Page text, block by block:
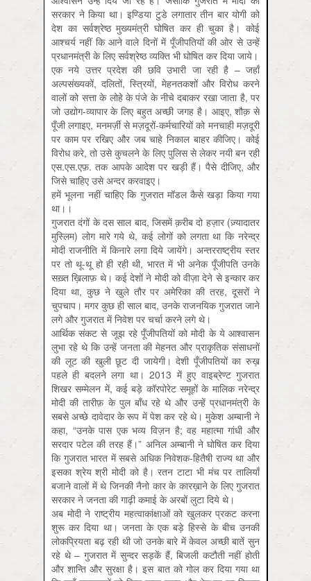
सरकार ने किया था। इण्डिया टुडे लगातार तीन बार योगी को
देश का सर्वश्रेष्ठ मुख्यमंत्री घोषित कर ही चुका है। कोई
आश्चर्य नहीं कि आने वाले दिनों में पूँजीपतियों की ओर से उन्हें
प्रधानमंत्री के लिए सर्वश्रेष्ठ व्यक्ति भी घोषित कर दिया जाये।
एक नये उत्तर प्रदेश की छवि उभारी जा रही है – जहाँ
अल्पसंख्यकों, दलितों, स्त्रियों, मेहनतकशों और विरोध करने
वालों को सत्ता के लोहे के पंजे के नीचे दबाकर रखा जाता है, पर
जो उद्योग-व्यापार के लिए बहुत अच्छी जगह है। आइए, शौक़ से
पूँजी लगाइए, मनमर्ज़ी से मज़दूरों-कर्मचारियों को मनचाही मज़दूरी
पर काम पर रखिए और जब चाहे निकाल बाहर कीजिए। कोई
विरोध करे, तो उसे कुचलने के लिए पुलिस से लेकर नयी बन रही
एस.एस.एफ़. तक आपके आदेश पर खड़ी हैं। पैसे दीजिए, और
जिसे चाहिए उसे अन्दर करवाइए।
हमें भूलना नहीं चाहिए कि गुजरात मॉडल कैसे खड़ा किया गया
था।।
गुजरात दंगों के दस साल बाद, जिसमें क़रीब दो हज़ार (ज़्यादातर
मुस्लिम) लोग मारे गये थे, कई लोगों को लगता था कि नरेन्द्र
मोदी राजनीति में किनारे लगा दिये जायेंगे। अन्तरराष्ट्रीय स्तर
पर तो थू-थू हो ही रही थी, भारत में भी अनेक पूँजीपति उनके
सख़्त ख़िलाफ़ थे। कई देशों ने मोदी को वीज़ा देने से इन्कार कर
दिया था, कुछ ने खुले तौर पर अमेरिका की तरह, दूसरों ने
चुपचाप। मगर कुछ ही साल बाद, उनके राजनयिक गुजरात जाने
लगे और गुजरात में निवेश पर चर्चा करने लगे थे।
आर्थिक संकट से जूझ रहे पूँजीपतियों को मोदी के ये आश्वासन
लुभा रहे थे कि उन्हें जनता की मेहनत और प्राकृतिक संसाधनों
की लूट की खुली छूट दी जायेगी। देशी पूँजीपतियों का रुख़
पहले ही बदलने लगा था। 2013 में हुए वाइब्रेण्ट गुजरात
शिखर सम्मेलन में, कई बड़े कॉरपोरेट समूहों के मालिक नरेन्द्र
मोदी की तारीफ़ के पुल बाँध रहे थे और उन्हें प्रधानमंत्री के
सबसे अच्छे दावेदार के रूप में पेश कर रहे थे। मुकेश अम्बानी ने
कहा, “उनके पास एक भव्य विज़न है; वह महात्मा गांधी और
सरदार पटेल की तरह हैं।” अनिल अम्बानी ने घोषित कर दिया
कि गुजरात भारत में सबसे अधिक निवेशक-हितैषी राज्य था और
इसका श्रेय श्री मोदी को है। रतन टाटा भी मंच पर तालियाँ
बजाने वालों में थे जिनकी नैनो कार के कारख़ाने के लिए गुजरात
सरकार ने जनता की गाढ़ी कमाई के अरबों लुटा दिये थे।
अब मोदी ने राष्ट्रीय महत्वाकांक्षाओं को खुलकर प्रकट करना
शुरू कर दिया था। जनता के एक बड़े हिस्से के बीच उनकी
लोकप्रियता बढ़ रही थी जो उनके बारे में केवल अच्छी बातें सुन
रहे थे – गुजरात में सुन्दर सड़कें हैं, बिजली कटौती नहीं होती
और शान्ति और सुरक्षा है। इस बात को गोल कर दिया गया था